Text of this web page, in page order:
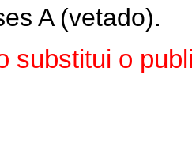
A (vetado).
substitui o